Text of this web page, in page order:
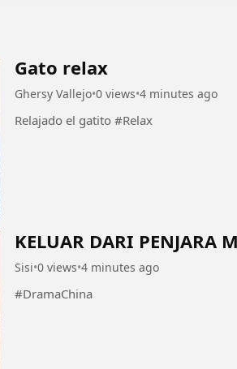
Gato relax
Ghersy Vallejo•0 views•4 minutes ago
Relajado el gatito #Relax
KELUAR DARI PENJARA
Sisi•0 views•4 minutes ago
#DramaChina